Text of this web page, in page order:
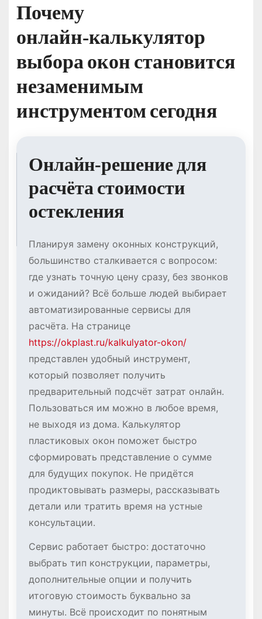
Почему
онлайн‑калькулятор
выбора окон становится
незаменимым
инструментом сегодня
Онлайн‑решение для
расчёта стоимости
остекления
Планируя замену оконных конструкций,
большинство сталкивается с вопросом:
где узнать точную цену сразу, без звонков
и ожиданий? Всё больше людей выбирает
автоматизированные сервисы для
расчёта. На странице
https://okplast.ru/kalkulyator-okon/
представлен удобный инструмент,
который позволяет получить
предварительный подсчёт затрат онлайн.
Пользоваться им можно в любое время,
не выходя из дома. Калькулятор
пластиковых окон поможет быстро
сформировать представление о сумме
для будущих покупок. Не придётся
продиктовывать размеры, рассказывать
детали или тратить время на устные
консультации.
Сервис работает быстро: достаточно
выбрать тип конструкции, параметры,
дополнительные опции и получить
итоговую стоимость буквально за
минуты. Всё происходит по понятным